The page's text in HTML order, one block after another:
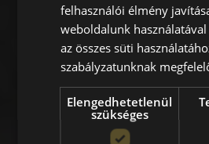
felhasználói élmény
weboldalunk
az összes süti
szabályzatunknak
Elengedhetetlenül
szükséges